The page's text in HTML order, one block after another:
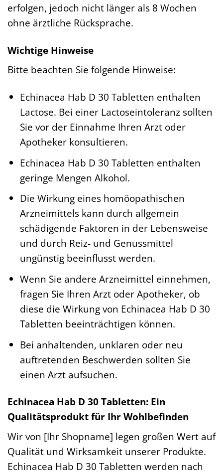
erfolgen, jedoch nicht länger als 8 Wochen
ohne ärztliche Rücksprache.
Wichtige Hinweise
Bitte beachten Sie folgende Hinweise:
Echinacea Hab D 30 Tabletten enthalten
Lactose. Bei einer Lactoseintoleranz sollten
Sie vor der Einnahme Ihren Arzt oder
Apotheker konsultieren.
Echinacea Hab D 30 Tabletten enthalten
geringe Mengen Alkohol.
Die Wirkung eines homöopathischen
Arzneimittels kann durch allgemein
schädigende Faktoren in der Lebensweise
und durch Reiz- und Genussmittel
ungünstig beeinflusst werden.
Wenn Sie andere Arzneimittel einnehmen,
fragen Sie Ihren Arzt oder Apotheker, ob
diese die Wirkung von Echinacea Hab D 30
Tabletten beeinträchtigen können.
Bei anhaltenden, unklaren oder neu
auftretenden Beschwerden sollten Sie
einen Arzt aufsuchen.
Echinacea Hab D 30 Tabletten: Ein
Qualitätsprodukt für Ihr Wohlbefinden
Wir von [Ihr Shopname] legen großen Wert auf
Qualität und Wirksamkeit unserer Produkte.
Echinacea Hab D 30 Tabletten werden nach